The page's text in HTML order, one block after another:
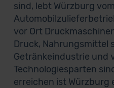
sind, lebt Würzburg
vor Ort
Druck, Nahrungsmittel
Getränkeindustrie und
Technologiesparten
erreichen ist Würzburg